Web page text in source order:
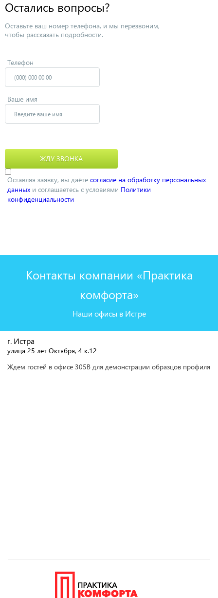
Остались вопросы?
Оставьте ваш номер телефона, и мы перезвоним,
чтобы рассказать подробности.
Телефон
Ваше имя
Оставляя заявку, вы даёте согласие на обработку персональных
данных и соглашаетесь с условиями Политики
конфиденциальности
Контакты компании «Практика
комфорта»
Наши офисы в Истре
г. Истра
улица 25 лет Октября, 4 к.12
Ждем гостей в офисе 305В для демонстрации образцов профиля